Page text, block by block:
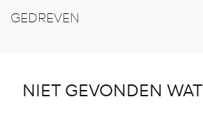
GEDREVEN
NIET GEVONDEN WAT